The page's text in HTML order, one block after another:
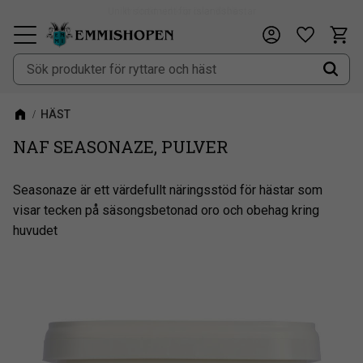
Meny
HÄST
NAF SEASONAZE, PULVER
Seasonaze är ett värdefullt näringsstöd för hästar som
visar tecken på säsongsbetonad oro och obehag kring
huvudet